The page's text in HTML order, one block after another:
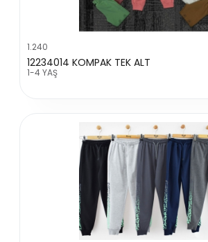
1.240
12234014 KOMPAK TEK ALT
1-4 YAŞ